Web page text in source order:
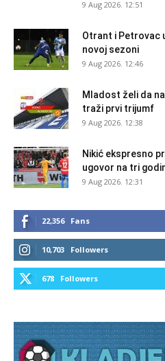
9 Aug 2026. 12:51
Otrant i Petrovac
novoj sezoni
9 Aug 2026. 12:46
Mladost želi da
traži prvi trijumf
9 Aug 2026. 12:38
Nikić ekspresno
ugovor na tri
9 Aug 2026. 12:31
22,356 Fans
10,703 Followers
678 Followers